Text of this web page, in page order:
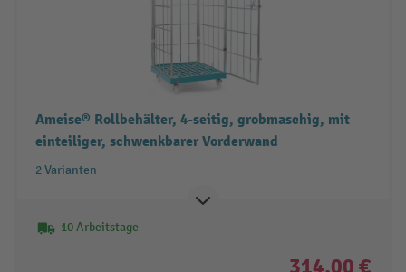
Ameise® Rollbehälter, 4-seitig, grobmaschig, mit
einteiliger, schwenkbarer Vorderwand
2 Varianten
10 Arbeitstage